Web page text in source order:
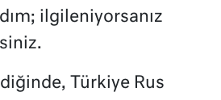
ilgileniyorsanız
Türkiye Rus